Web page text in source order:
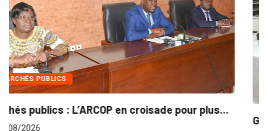
INTÉGRATION RÉGIONALE
Gestion concertée et durable du Bassin du...